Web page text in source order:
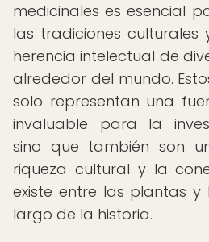
medicinales es esencial
las tradiciones
herencia intelectual de
alrededor del mundo.
solo representan una
invaluable para la
sino que también son
riqueza cultural y la
existe entre las plantas
largo de la historia.